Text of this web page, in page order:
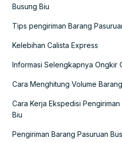
Busung Biu
Tips pengiriman Barang
Kelebihan Calista Express
Informasi Selengkapnya Ongkir
Cara Menghitung Volume
Cara Kerja Ekspedisi
Biu
Pengiriman Barang Pasuruan